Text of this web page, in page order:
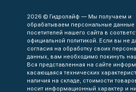
2026 © Гидролайф — Мы получаем и
обрабатываем персональные данные
посетителей нашего сайта в
официальной политикой. Если вы не
согласия на обработку своих
данных, вам необходимо покинуть
Вся представленная на сайте
касающаяся технических
наличия на складе, стоимости
носит информационный характер и